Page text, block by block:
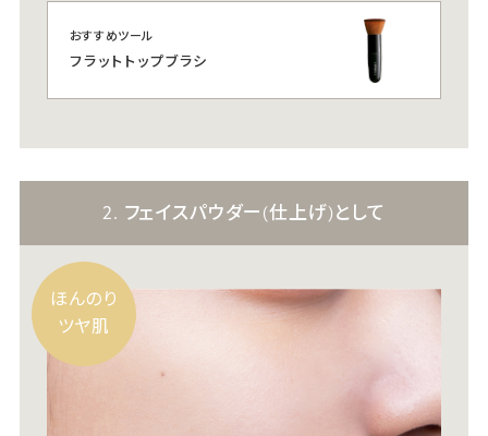
おすすめツール
フラットトップブラシ
2. フェイスパウダー(仕上げ)として
ほんのり
ツヤ肌